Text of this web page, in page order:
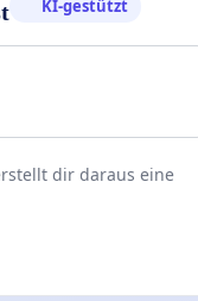
KI-gestützt
dir daraus eine